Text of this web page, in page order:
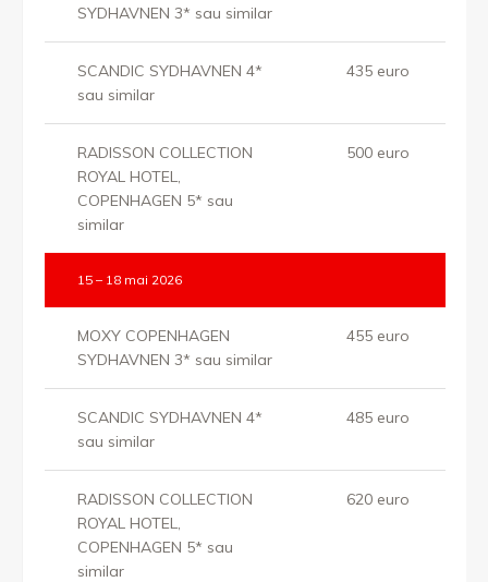
SYDHAVNEN 3* sau similar
SCANDIC SYDHAVNEN 4*
sau similar
435 euro
RADISSON COLLECTION
ROYAL HOTEL,
COPENHAGEN 5* sau
similar
500 euro
15 – 18 mai 2026
MOXY COPENHAGEN
SYDHAVNEN 3* sau similar
455 euro
SCANDIC SYDHAVNEN 4*
sau similar
485 euro
RADISSON COLLECTION
ROYAL HOTEL,
COPENHAGEN 5* sau
similar
620 euro